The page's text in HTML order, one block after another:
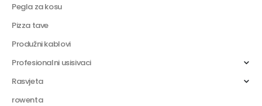
Pegla za kosu
Pizza tave
Produžni kablovi
Profesionalni usisivaci
Rasvjeta
rowenta